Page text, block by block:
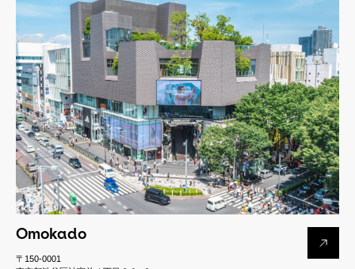
©City Media Shibuya. 2024
Omokado
〒150-0001